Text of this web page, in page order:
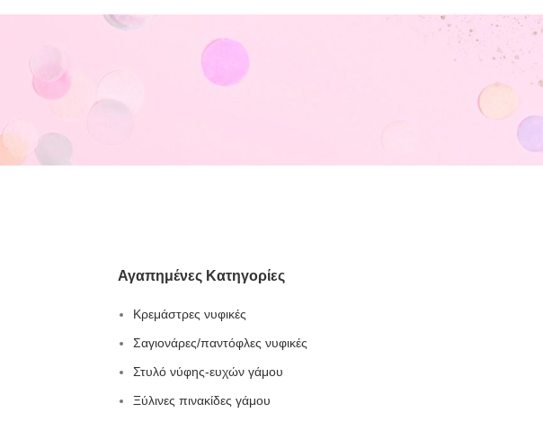
Αγαπημένες Κατηγορίες
Κρεμάστρες νυφικές
Σαγιονάρες/παντόφλες νυφικές
Στυλό νύφης-ευχών γάμου
Ξύλινες πινακίδες γάμου